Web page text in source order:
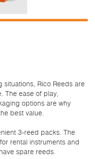
situations, Rico Reeds are
The ease of play,
options are why
best value.
3-reed packs. The
rental instruments and
spare reeds.